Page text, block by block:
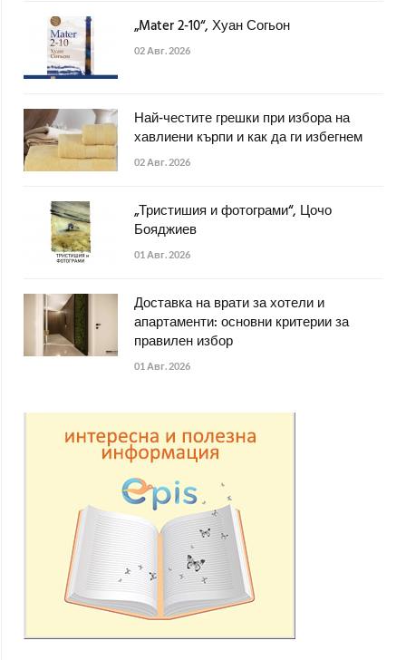
„Mater 2-10“, Хуан Согьон
02 Авг. 2026
Най-честите грешки при избора на
хавлиени кърпи и как да ги избегнем
02 Авг. 2026
„Тристишия и фотограми“, Цочо
Бояджиев
01 Авг. 2026
Доставка на врати за хотели и
апартаменти: основни критерии за
правилен избор
01 Авг. 2026